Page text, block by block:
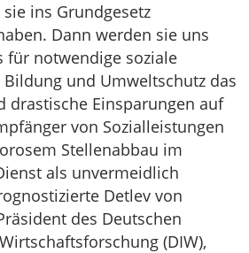
ins Grundgesetz
Dann werden sie uns
für notwendige soziale
und Umweltschutz das
drastische Einsparungen auf
von Sozialleistungen
Stellenabbau im
als unvermeidlich
Detlev von
des Deutschen
(DIW),